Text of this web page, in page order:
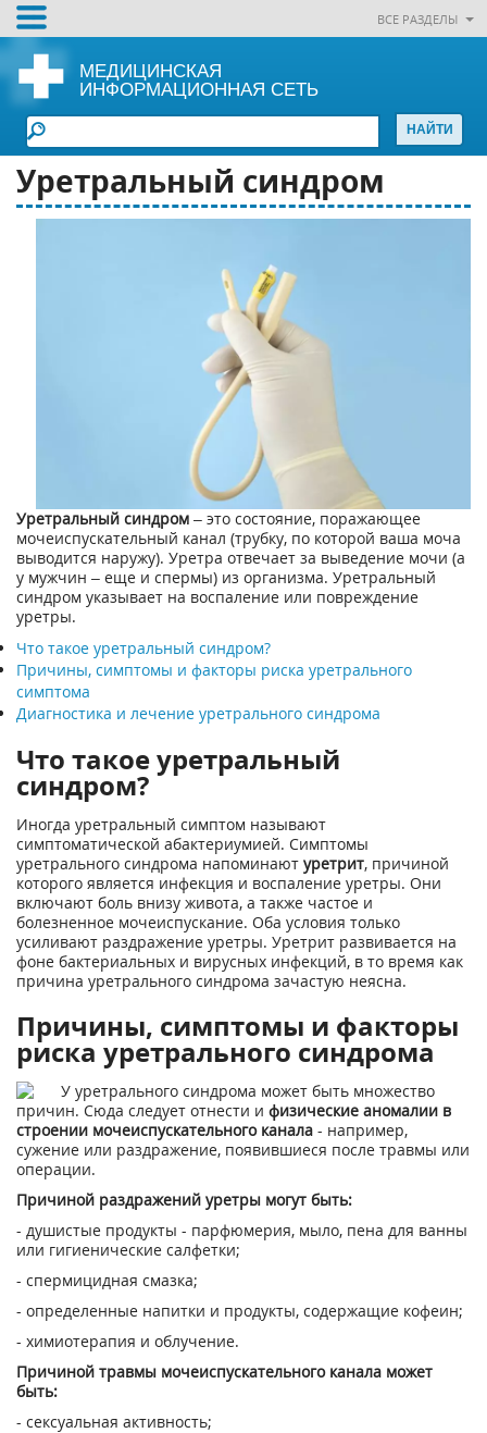
ВСЕ РАЗДЕЛЫ
МЕДИЦИНСКАЯ
ИНФОРМАЦИОННАЯ СЕТЬ
Уретральный синдром
Уретральный синдром – это состояние, поражающее
мочеиспускательный канал (трубку, по которой ваша моча
выводится наружу). Уретра отвечает за выведение мочи (а
у мужчин – еще и спермы) из организма. Уретральный
синдром указывает на воспаление или повреждение
уретры.
Что такое уретральный синдром?
Причины, симптомы и факторы риска уретрального
симптома
Диагностика и лечение уретрального синдрома
Что такое уретральный
синдром?
Иногда уретральный симптом называют
симптоматической абактериумией. Симптомы
уретрального синдрома напоминают уретрит, причиной
которого является инфекция и воспаление уретры. Они
включают боль внизу живота, а также частое и
болезненное мочеиспускание. Оба условия только
усиливают раздражение уретры. Уретрит развивается на
фоне бактериальных и вирусных инфекций, в то время как
причина уретрального синдрома зачастую неясна.
Причины, симптомы и факторы
риска уретрального синдрома
У уретрального синдрома может быть множество
причин. Сюда следует отнести и физические аномалии в
строении мочеиспускательного канала - например,
сужение или раздражение, появившиеся после травмы или
операции.
Причиной раздражений уретры могут быть:
- душистые продукты - парфюмерия, мыло, пена для ванны
или гигиенические салфетки;
- спермицидная смазка;
- определенные напитки и продукты, содержащие кофеин;
- химиотерапия и облучение.
Причиной травмы мочеиспускательного канала может
быть:
- сексуальная активность;